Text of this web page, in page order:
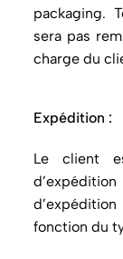
packaging.
sera pas
charge du
Expédition :
Le client
fonction du